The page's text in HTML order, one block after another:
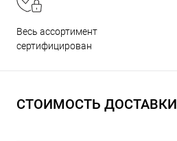
Весь ассортимент
сертифицирован
СТОИМОСТЬ ДОСТАВКИ